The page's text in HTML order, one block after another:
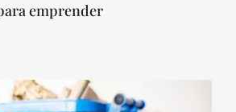
emprender